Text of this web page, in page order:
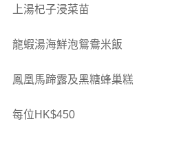
上湯杞子浸菜苗
龍蝦湯海鮮泡鴛鴦米飯
鳳凰馬蹄露及黑糖蜂巢糕
每位HK$450